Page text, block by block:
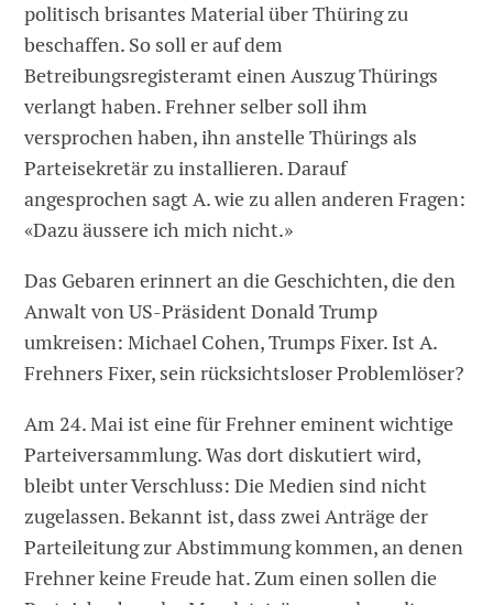
politisch brisantes Material über Thüring zu
beschaffen. So soll er auf dem
Betreibungsregisteramt einen Auszug Thürings
verlangt haben. Frehner selber soll ihm
versprochen haben, ihn anstelle Thürings als
Parteisekretär zu installieren. Darauf
angesprochen sagt A. wie zu allen anderen Fragen:
«Dazu äussere ich mich nicht.»
Das Gebaren erinnert an die Geschichten, die den
Anwalt von US-Präsident Donald Trump
umkreisen: Michael Cohen, Trumps Fixer. Ist A.
Frehners Fixer, sein rücksichtsloser Problemlöser?
Am 24. Mai ist eine für Frehner eminent wichtige
Parteiversammlung. Was dort diskutiert wird,
bleibt unter Verschluss: Die Medien sind nicht
zugelassen. Bekannt ist, dass zwei Anträge der
Parteileitung zur Abstimmung kommen, an denen
Frehner keine Freude hat. Zum einen sollen die